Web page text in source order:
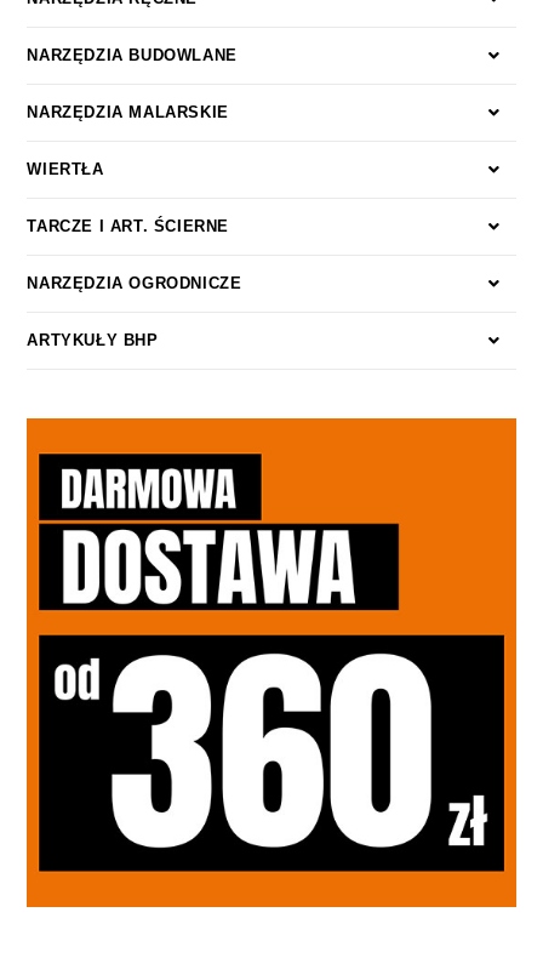
NARZĘDZIA BUDOWLANE
NARZĘDZIA MALARSKIE
WIERTŁA
TARCZE I ART. ŚCIERNE
NARZĘDZIA OGRODNICZE
ARTYKUŁY BHP